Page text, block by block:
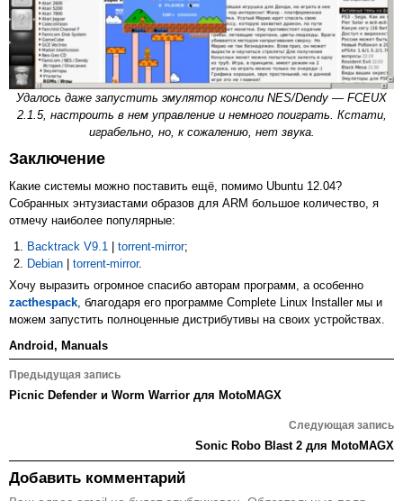
Удалось даже запустить эмулятор консоли NES/Dendy — FCEUX
2.1.5, настроить в нем управление и немного поиграть. Кстати,
играбельно, но, к сожалению, нет звука.
Заключение
Какие системы можно поставить ещё, помимо Ubuntu 12.04?
Собранных энтузиастами образов для ARM большое количество, я
отмечу наиболее популярные:
Backtrack V9.1
torrent-mirror;
Debian
torrent-mirror.
Хочу выразить огромное спасибо авторам программ, а особенно
zacthespack, благодаря его программе Complete Linux Installer мы и
можем запустить полноценные дистрибутивы на своих устройствах.
Android, Manuals
Навигация
по
Предыдущая запись
Picnic Defender и Worm Warrior для MotoMAGX
Следующая запись
Sonic Robo Blast 2 для MotoMAGX
Добавить комментарий